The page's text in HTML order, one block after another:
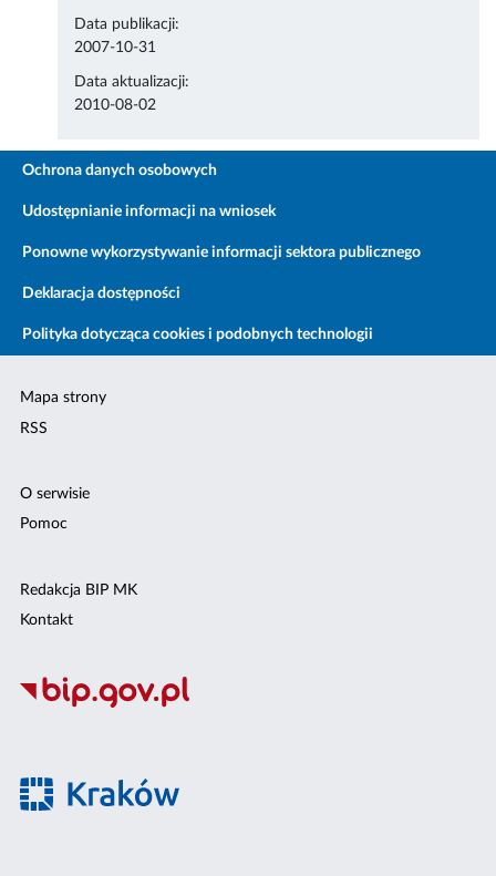
Data publikacji:
2007-10-31
Data aktualizacji:
2010-08-02
Ochrona danych osobowych
Udostępnianie informacji na wniosek
Ponowne wykorzystywanie informacji sektora publicznego
Deklaracja dostępności
Polityka dotycząca cookies i podobnych technologii
Mapa strony
RSS
O serwisie
Pomoc
Redakcja BIP MK
Kontakt